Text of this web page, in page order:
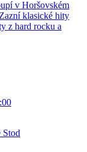
v Horšovském
klasické hity
z hard rocku a
Stod